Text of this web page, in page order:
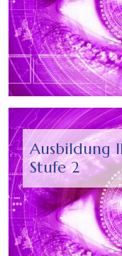
Ausbildung
Stufe 2